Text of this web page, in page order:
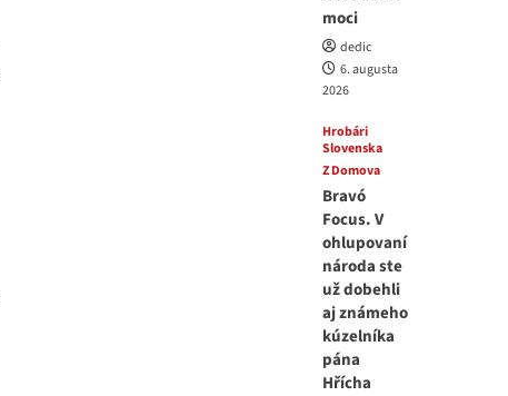
moci
dedic
6. augusta
2026
Hrobári
Slovenska
Z Domova
Bravó
Focus. V
ohlupovaní
národa ste
už dobehli
aj známeho
kúzelníka
pána
Hřícha